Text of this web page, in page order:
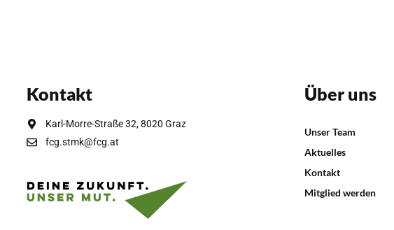
Kontakt
Karl-Morre-Straße 32, 8020 Graz
fcg.stmk@fcg.at
Über uns
Unser Team
Aktuelles
Kontakt
Mitglied werden